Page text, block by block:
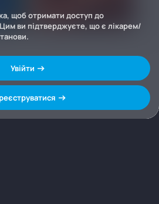
щоб отримати доступ до
ви підтверджуєте, що є лікарем/
Увійти